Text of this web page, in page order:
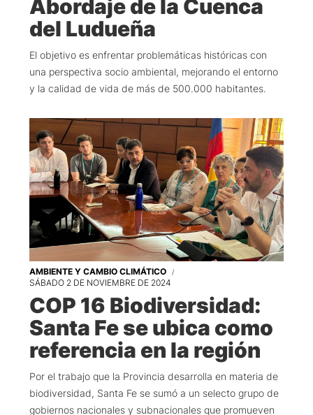
Abordaje de la Cuenca
del Ludueña
El objetivo es enfrentar problemáticas históricas con
una perspectiva socio ambiental, mejorando el entorno
y la calidad de vida de más de 500.000 habitantes.
AMBIENTE Y CAMBIO CLIMÁTICO
SÁBADO 2 DE NOVIEMBRE DE 2024
COP 16 Biodiversidad:
Santa Fe se ubica como
referencia en la región
Por el trabajo que la Provincia desarrolla en materia de
biodiversidad, Santa Fe se sumó a un selecto grupo de
gobiernos nacionales y subnacionales que promueven